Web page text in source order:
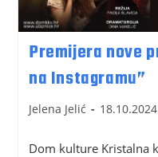
Premijera nove
na Instagramu”
Jelena Jelić 18.10.2024
Dom kulture Kristalna